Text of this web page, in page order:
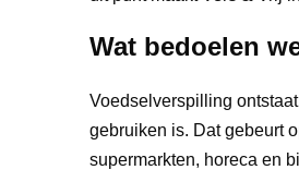
Wat bedoelen
Voedselverspilling
gebruiken is. Dat gebeurt
supermarkten, horeca en